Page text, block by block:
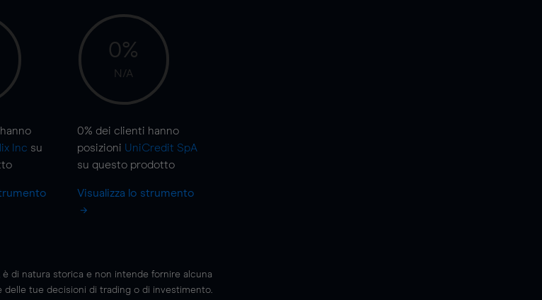
Inc su
0%
N/A
0% dei clienti hanno
posizioni UniCredit SpA
su questo prodotto
Visualizza lo strumento
di natura storica e non intende fornire alcuna
tue decisioni di trading o di investimento.